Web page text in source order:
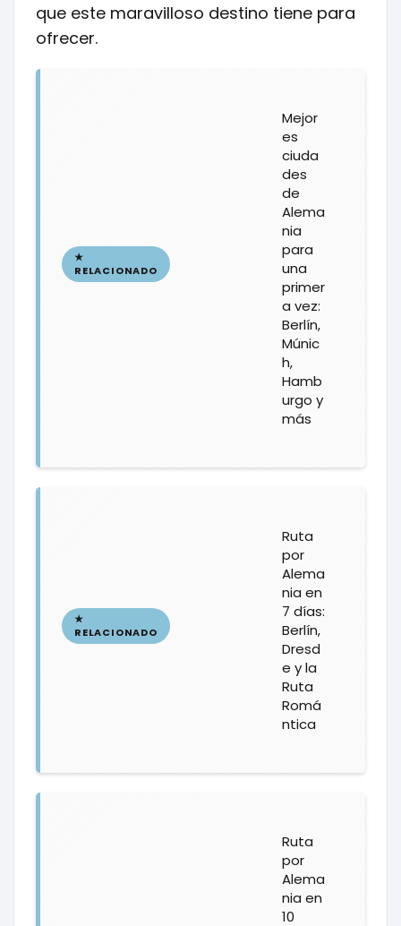
que este maravilloso destino tiene para
ofrecer.
Mejor
es
ciuda
des
de
Alema
nia
para
una
primer
a vez:
Berlín,
Múnic
h,
Hamb
urgo y
más
Ruta
por
Alema
nia en
7 días:
Berlín,
Dresd
e y la
Ruta
Romá
ntica
Ruta
por
Alema
nia en
10